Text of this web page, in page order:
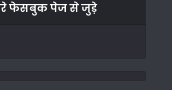
फेसबुक पेज से जुड़े